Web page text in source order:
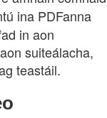
ina PDFanna
in aon
suiteálacha,
teastáil.